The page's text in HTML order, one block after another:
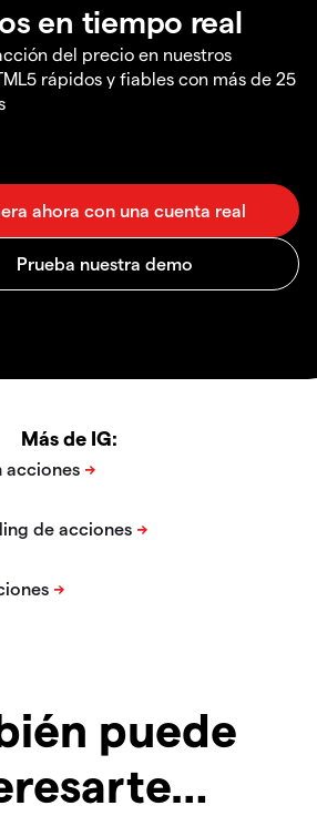
en tiempo real
del precio en nuestros
rápidos y fiables con más de 25
Más de IG:
puede